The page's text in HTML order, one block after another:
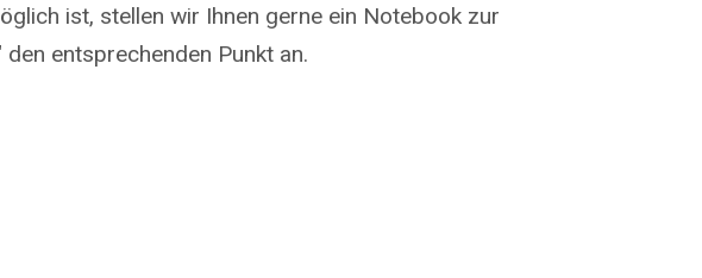
ist, stellen wir Ihnen gerne ein Notebook zur
entsprechenden Punkt an.